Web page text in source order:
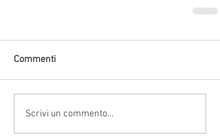
Commenti
Scrivi un commento...